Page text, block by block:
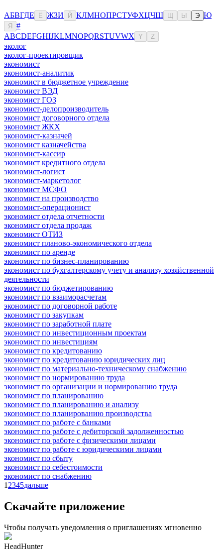
АБВГДЕ Ё ЖЗИ Й КЛМНОПРСТУФХЦЧШ Ы Э Ю
Я
#
ABCDEFGHIJKLMNOPQRSTUVWX Y Z
эколог
эколог-проектировщик
экономист
экономист-аналитик
экономист в бюджетное учреждение
экономист ВЭД
экономист ГОЗ
экономист-делопроизводитель
экономист договорного отдела
экономист ЖКХ
экономист-казначей
экономист казначейства
экономист-кассир
экономист кредитного отдела
экономист-логист
экономист-маркетолог
экономист МСФО
экономист на производство
экономист-операционист
экономист отдела отчетности
экономист отдела продаж
экономист ОТИЗ
экономист планово-экономического отдела
экономист по аренде
экономист по бизнес-планированию
экономист по бухгалтерскому учету и анализу хозяйственной
деятельности
экономист по бюджетированию
экономист по взаиморасчетам
экономист по договорной работе
экономист по закупкам
экономист по заработной плате
экономист по инвестиционным проектам
экономист по инвестициям
экономист по кредитованию
экономист по кредитованию юридических лиц
экономист по материально-техническому снабжению
экономист по нормированию труда
экономист по организации и нормированию труда
экономист по планированию
экономист по планированию и анализу
экономист по планированию производства
экономист по работе с банками
экономист по работе с дебиторской задолженностью
экономист по работе с физическими лицами
экономист по работе с юридическими лицами
экономист по сбыту
экономист по себестоимости
экономист по снабжению
1 2345дальше
Скачайте приложение
Чтобы получать уведомления о приглашениях мгновенно
HeadHunter